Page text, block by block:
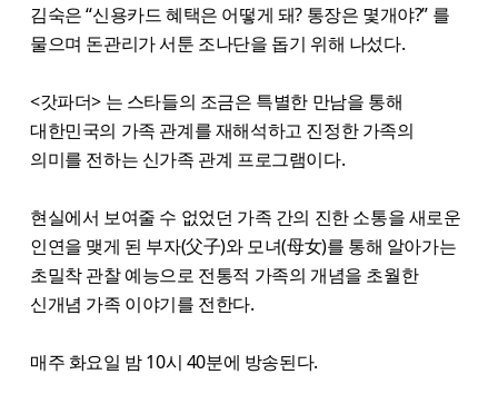
김숙은 “신용카드 혜택은 어떻게 돼? 통장은 몇개야?” 를
물으며 돈관리가 서툰 조나단을 돕기 위해 나섰다.
<갓파더> 는 스타들의 조금은 특별한 만남을 통해
대한민국의 가족 관계를 재해석하고 진정한 가족의
의미를 전하는 신가족 관계 프로그램이다.
현실에서 보여줄 수 없었던 가족 간의 진한 소통을 새로운
인연을 맺게 된 부자(父子)와 모녀(母女)를 통해 알아가는
초밀착 관찰 예능으로 전통적 가족의 개념을 초월한
신개념 가족 이야기를 전한다.
매주 화요일 밤 10시 40분에 방송된다.